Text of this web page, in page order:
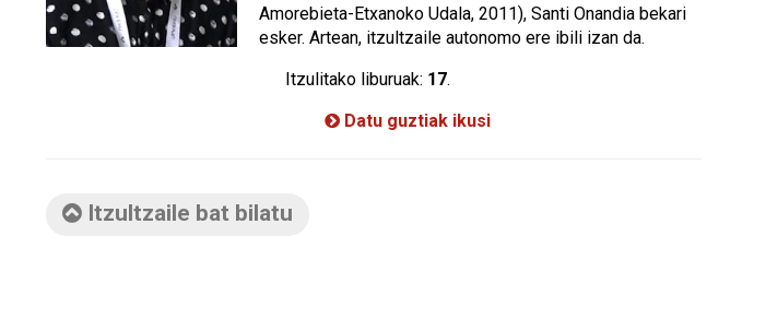
Amorebieta-Etxanoko Udala, 2011), Santi Onandia bekari
esker. Artean, itzultzaile autonomo ere ibili izan da.
Itzulitako liburuak: 17.
Datu guztiak ikusi
Itzultzaile bat bilatu